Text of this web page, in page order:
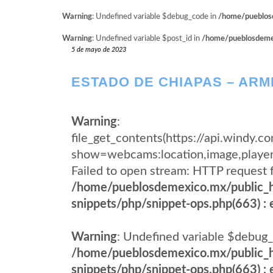
Warning: Undefined variable $debug_code in /home/
Warning: Undefined variable $post_id in /home/
5 de mayo de 2023
ESTADO DE CHIAPAS –
Warning:
file_get_contents(https://
Failed to open stream: HTTP
/home/pueblosdemexico.mx/
snippets/php/snippet-ops.php(663) :
Warning: Undefined variable
/home/pueblosdemexico.mx/
snippets/php/snippet-ops.php(663) :